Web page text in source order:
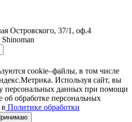
Островского, 37/1, оф.4
cookie–файлы, в том числе
Используя сайт, вы
персональных данных при помощи
обработке персональных
Политике обработки